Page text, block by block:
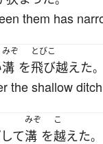
them has
みぞ
溝 を
とびこ
飛び越えた。
the shallow
して
みぞ
溝 を
こ
越えた。